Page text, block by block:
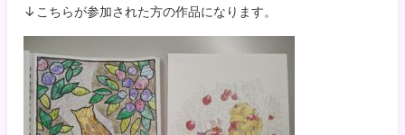
↓こちらが参加された方の作品になります。